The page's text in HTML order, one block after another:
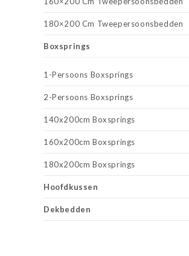
180×200 Cm Tweepersoonsbedden
Boxsprings
1-Persoons Boxsprings
2-Persoons Boxsprings
140x200cm Boxsprings
160x200cm Boxsprings
180x200cm Boxsprings
Hoofdkussen
Dekbedden